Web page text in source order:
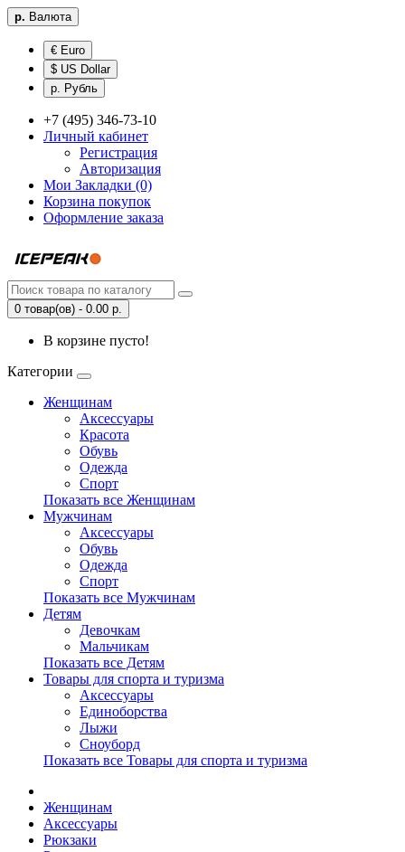
р. Валюта
€ Euro
$ US Dollar
р. Рубль
+7 (495) 346-73-10
Личный кабинет
Регистрация
Авторизация
Мои Закладки (0)
Корзина покупок
Оформление заказа
0 товар(ов) - 0.00 р.
В корзине пусто!
Категории
Женщинам
Аксессуары
Красота
Обувь
Одежда
Спорт
Показать все Женщинам
Мужчинам
Аксессуары
Обувь
Одежда
Спорт
Показать все Мужчинам
Детям
Девочкам
Мальчикам
Показать все Детям
Товары для спорта и туризма
Аксессуары
Единоборства
Лыжи
Сноуборд
Показать все Товары для спорта и туризма
Женщинам
Аксессуары
Рюкзаки